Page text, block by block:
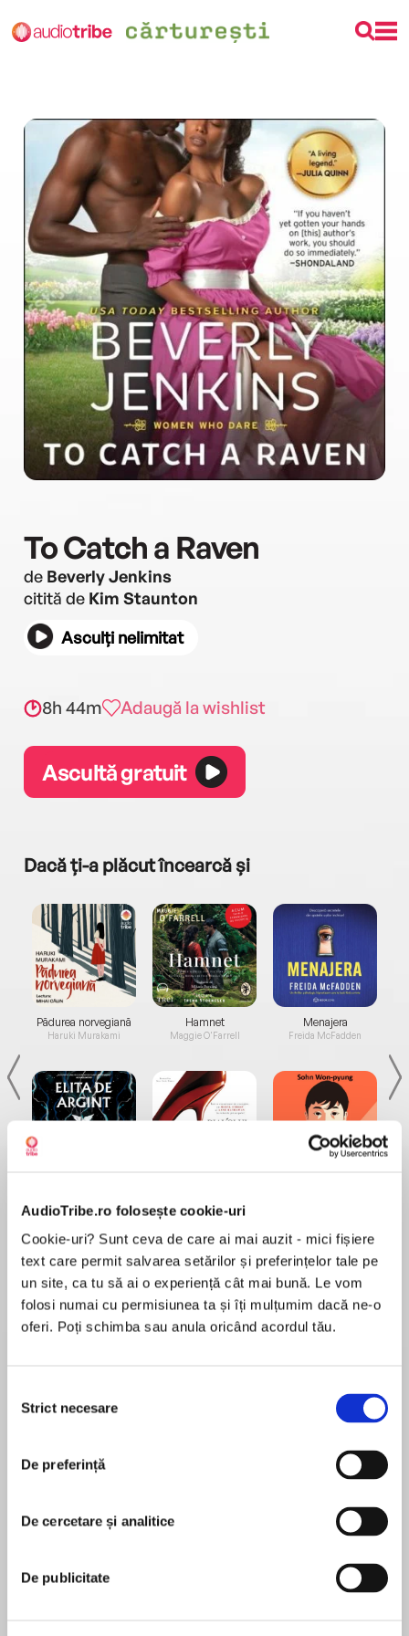
AudioTribe.ro folosește cookie-uri
Cookie-uri? Sunt ceva de care ai mai auzit - mici fișiere
text care permit salvarea setărilor și preferințelor tale pe
un site, ca tu să ai o experiență cât mai bună. Le vom
folosi numai cu permisiunea ta și îți mulțumim dacă ne-o
oferi. Poți schimba sau anula oricând acordul tău.
consimțământului
Strict necesare
De preferință
De cercetare și analitice
De publicitate
To Catch a Raven
de Beverly Jenkins
citită de Kim Staunton
Asculți nelimitat
8h 44m Adaugă la wishlist
Ascultă gratuit
Dacă ți-a plăcut încearcă și
Pădurea norvegiană
Haruki Murakami
de...
Dani Francis
Hamnet
Maggie O'Farrell
la...
Lauren Weisberger
Menajera
Freida McFadden
Desprecarte
“A living legend." -- Julia Quinn
author Beverly Jenkins’s compelling Women
WhoDareseries features a fearless grifter who
Declaration of Independence.
Lying and cheating may be sins to some people,
but for Raven Moreaux, it is a way of life. She
comes from a long line of grifters and couldn’t
be prouder…Until she’s forced to help the
În acest moment nu există recenzii
Beverly Jenkins
Beverly Jenkinsis the recipient of the 2018
Michigan Author Award by the Michigan Library